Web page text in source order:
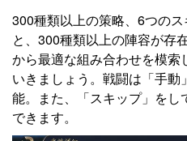
300種類以上の策略、6つの
と、300種類以上の陣容が存
から最適な組み合わせを模索
いきましょう。戦闘は「手
能。また、「スキップ」をし
できます。